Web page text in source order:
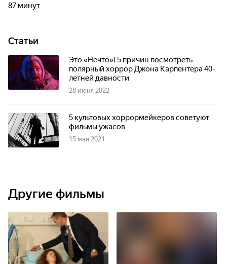
87 минут
Статьи
Это «Нечто»! 5 причин посмотреть
полярный хоррор Джона Карпентера 40-
летней давности
28 июня 2022
5 культовых хоррормейкеров советуют
фильмы ужасов
15 мая 2021
Другие фильмы